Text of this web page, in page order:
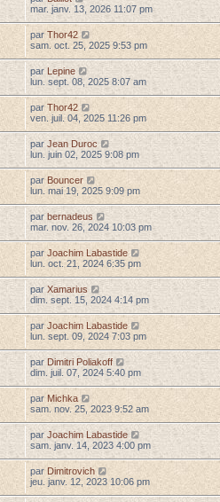
mar. janv. 13, 2026 11:07 pm
par Thor42
sam. oct. 25, 2025 9:53 pm
par Lepine
lun. sept. 08, 2025 8:07 am
par Thor42
ven. juil. 04, 2025 11:26 pm
parJean Duroc
lun. juin 02, 2025 9:08 pm
par Bouncer
lun. mai 19, 2025 9:09 pm
parbernadeus
mar. nov. 26, 2024 10:03 pm
par Joachim Labastide
lun. oct. 21, 2024 6:35 pm
parXamarius
dim. sept. 15, 2024 4:14 pm
par Joachim Labastide
lun. sept. 09, 2024 7:03 pm
par Dimitri Poliakoff
dim. juil. 07, 2024 5:40 pm
par Michka
sam. nov. 25, 2023 9:52 am
parJoachim Labastide
sam. janv. 14, 2023 4:00 pm
par Dimitrovich
jeu. janv. 12, 2023 10:06 pm